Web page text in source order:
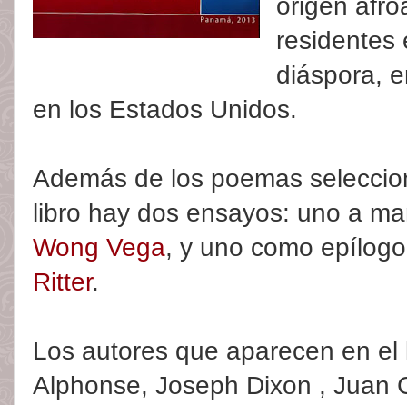
origen
residentes
diáspora,
en los Estados Unidos.
Además de los poemas
libro hay dos ensayos: uno a
Wong Vega, y uno como
Ritter.
Los autores que aparecen en
Alphonse, Joseph Dixon , Juan